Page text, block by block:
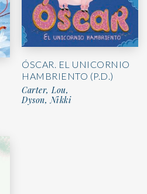
ÓSCAR. EL UNICORNIO
HAMBRIENTO (P.D.)
Carter, Lou,
Dyson, Nikki